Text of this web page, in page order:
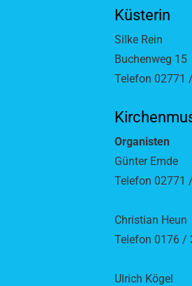
Küsterin
Silke Rein
Buchenweg 15
Telefon 02771
Organisten
Günter Emde
Telefon 02771
Christian Heun
Telefon 0176 /
Ulrich Kögel